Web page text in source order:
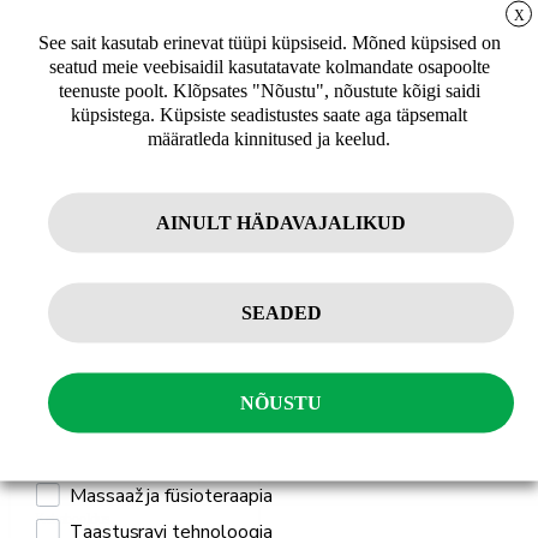
Ümmargune disain, mõlemad pooled siledad
Värv: must
Padi tuleb koos treenimisjuhendiga
Lihtsalt puhastatav pind
Sulle võib ka meeldida
Kehahooldus
X
See sait kasutab erinevat tüüpi küpsiseid. Mõned küpsised on
seatud meie veebisaidil kasutatavate kolmandate osapoolte
teenuste poolt. Klõpsates "Nõustu", nõustute kõigi saidi
küpsistega. Küpsiste seadistustes saate aga täpsemalt
määratleda kinnitused ja keelud.
AINULT HÄDAVAJALIKUD
SEADED
NÕUSTU
LIITUGE UUDISKIRJAGA
Uudiskirja tellijana saate jooksvat teavet ja
pakkumisi teid huvitavate küsimuste kohta
ning 10% allahindlust oma esimeselt veebipoe
tellimuselt.
Tellin
Isiklikuks kasutamiseks
Mulle pakub huvi
Massaaž ja füsioteraapia
Taastusravi tehnoloogia